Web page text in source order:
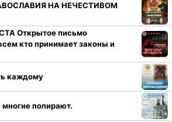
НА НЕЧЕСТИВОМ
Открытое письмо
кто принимает законы и
каждому
попирают.